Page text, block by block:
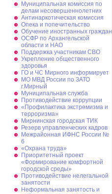
Муниципальная комиссия по
делам несовершеннолетних
Антинаркотическая комиссия
Опека и попечительство
Обучение иностранных граждан
ОСФР по Архангельской
области и НАО
Поддержка участникам СВО
Укрепление общественного
здоровья
ГО и ЧС Мирного информирует
МО МВД России по ЗАТО
г.Мирный
Муниципальная cлужба
Противодействие коррупции
«Профилактика экстремизма и
терроризма»
Мирнинская городская ТИК
Резерв управленческих кадров
Межрайонная ИФНС России №
6
«Охрана труда»
Приоритетный проект
«Формирование комфортной
городской среды»
Противодействие нелегальной
занятости
Неформальная занятость и